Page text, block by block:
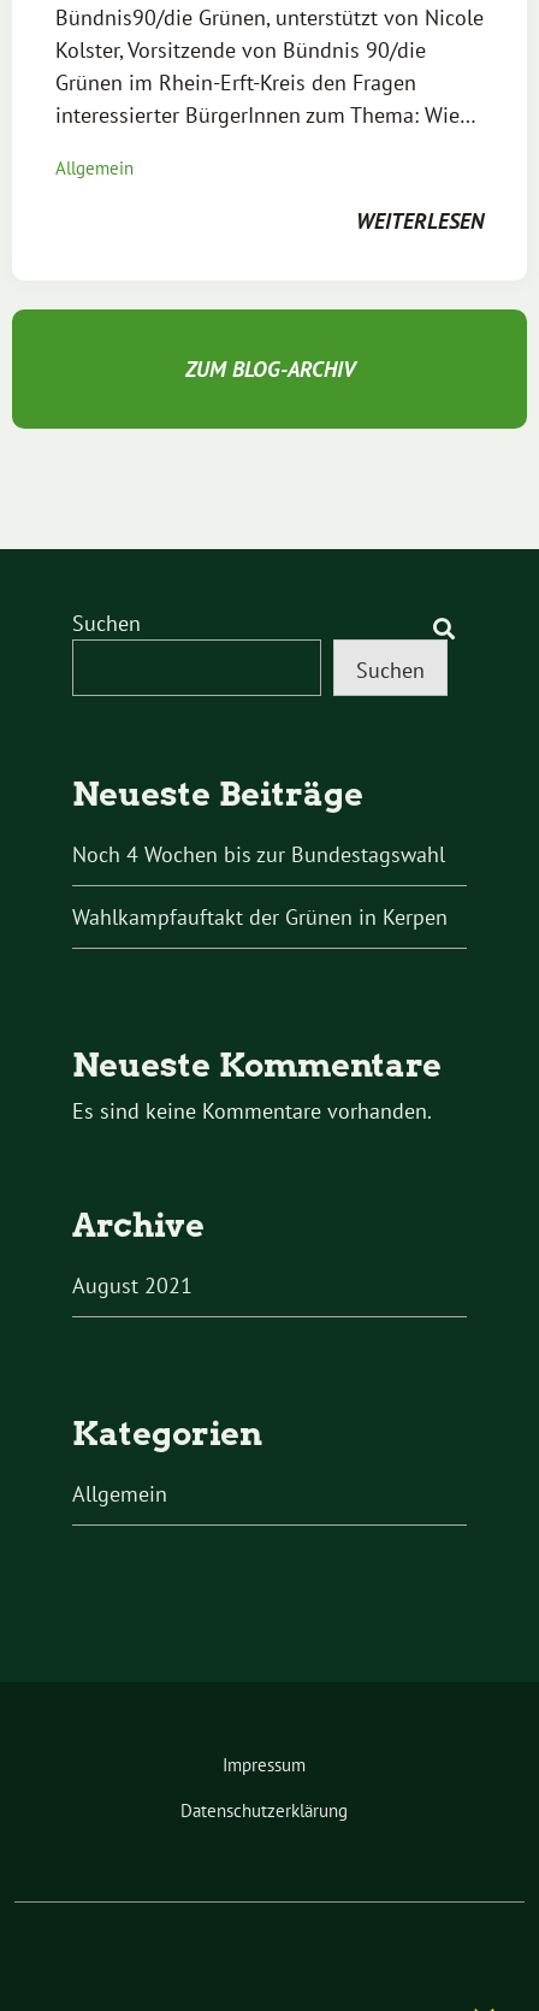
Bündnis90/die Grünen, unterstützt von Nicole
Kolster, Vorsitzende von Bündnis 90/die
Grünen im Rhein-Erft-Kreis den Fragen
interessierter BürgerInnen zum Thema: Wie…
Allgemein
WEITERLESEN
ZUM BLOG-ARCHIV
Suchen
Suchen
Neueste Beiträge
Noch 4 Wochen bis zur Bundestagswahl
Wahlkampfauftakt der Grünen in Kerpen
Neueste Kommentare
Es sind keine Kommentare vorhanden.
Archive
August 2021
Kategorien
Allgemein
Impressum
Datenschutzerklärung